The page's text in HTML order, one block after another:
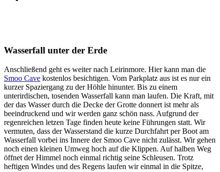
Wasserfall unter der Erde
Anschließend geht es weiter nach Leirinmore. Hier kann man die
Smoo Cave kostenlos besichtigen. Vom Parkplatz aus ist es nur ein
kurzer Spaziergang zu der Höhle hinunter. Bis zu einem
unterirdischen, tosenden Wasserfall kann man laufen. Die Kraft, mit
der das Wasser durch die Decke der Grotte donnert ist mehr als
beeindruckend und wir werden ganz schön nass. Aufgrund der
regenreichen letzen Tage finden heute keine Führungen statt. Wir
vermuten, dass der Wasserstand die kurze Durchfahrt per Boot am
Wasserfall vorbei ins Innere der Smoo Cave nicht zulässt. Wir gehen
noch einen kleinen Umweg hoch auf die Klippen. Auf halben Weg
öffnet der Himmel noch einmal richtig seine Schleusen. Trotz
heftigen Windes und des Regens laufen wir einmal in die Spitze,